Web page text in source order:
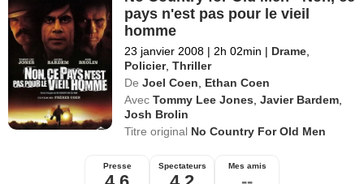
pays n'est pas pour le vieil
homme
23 janvier 2008 | 2h 02min | Drame,
Policier,Thriller
De Joel Coen, Ethan Coen
Avec Tommy Lee Jones,Javier Bardem,
Josh Brolin
Titre original No Country For Old Men
Presse Spectateurs Mes amis